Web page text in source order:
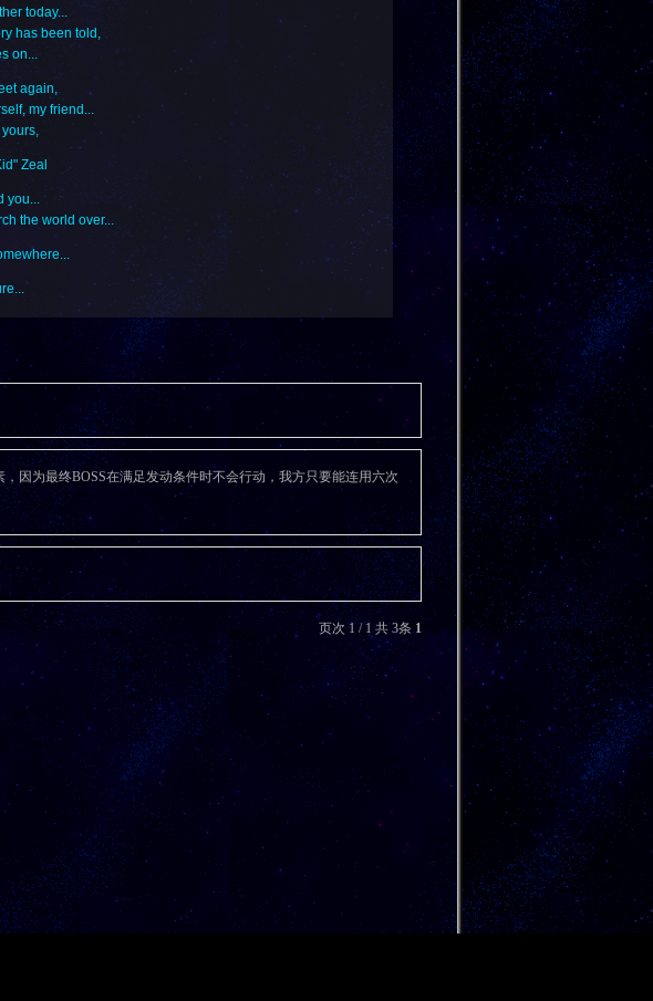
today...
has been told,
on...
again,
my friend...
Zeal
you...
the world over...
因为最终BOSS在满足发动条件时不会行动，我方只要能连用六次
页次 1 / 1 共 3条1